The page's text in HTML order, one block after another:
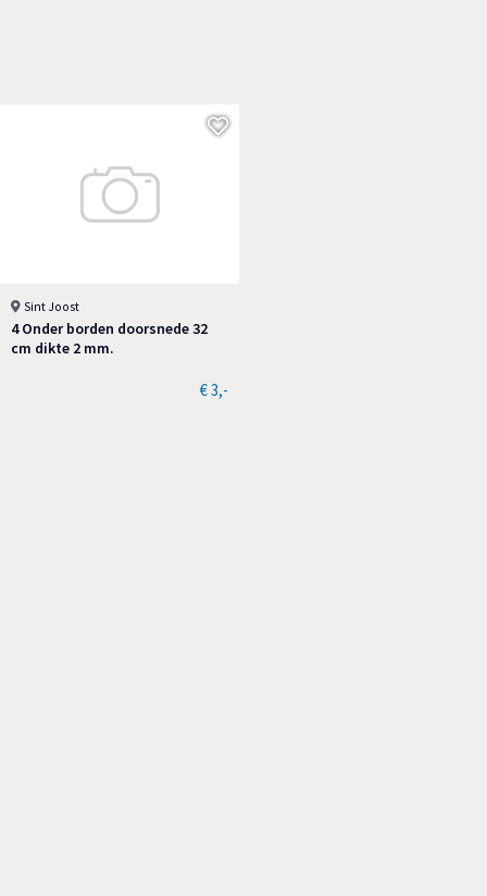
Sint Joost
4 Onder borden doorsnede 32
cm dikte 2 mm.
€ 3,-